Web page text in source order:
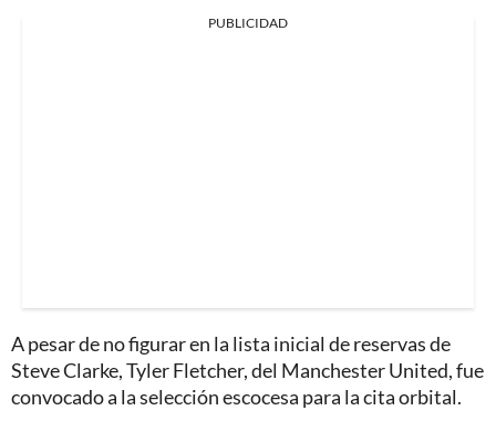
PUBLICIDAD
A pesar de no figurar en la lista inicial de reservas de
Steve Clarke, Tyler Fletcher, del Manchester United, fue
convocado a la selección escocesa para la cita orbital.